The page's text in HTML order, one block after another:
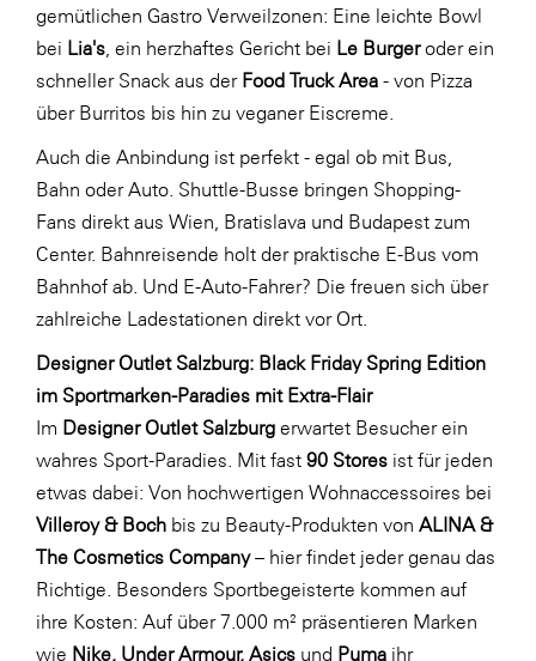
Verband Druck Medien Österreich
Wirtschaftskammer Salzburg
WKS Fachgruppe Fahrzeughandel und
Fahrzeugtechnik
WKS Fachgruppe Finanzdienstleister
WK UBIT
Zühlke
Media
gemütlichen Gastro Verweilzonen: Eine leichte Bowl
bei Lia's , ein herzhaftes Gericht bei Le Burgeroder ein
schneller Snack aus der Food Truck Area - von Pizza
über Burritos bis hin zu veganer Eiscreme.
Auch die Anbindung ist perfekt - egal ob mit Bus,
Bahn oder Auto. Shuttle-Busse bringen Shopping-
Fans direkt aus Wien, Bratislava und Budapest zum
Center. Bahnreisende holt der praktische E-Bus vom
Bahnhof ab. Und E-Auto-Fahrer? Die freuen sich über
zahlreiche Ladestationen direkt vor Ort.
Designer Outlet Salzburg: Black Friday Spring Edition
im Sportmarken-Paradies mit Extra-Flair
Im Designer Outlet Salzburg erwartet Besucher ein
wahres Sport-Paradies. Mit fast 90 Stores ist für jeden
etwas dabei: Von hochwertigen Wohnaccessoires bei
Villeroy & Boch bis zu Beauty-Produkten von ALINA &
The Cosmetics Company– hier findet jeder genau das
Richtige. Besonders Sportbegeisterte kommen auf
ihre Kosten: Auf über 7.000 m² präsentieren Marken
wie Nike, Under Armour, Asics und Puma ihr